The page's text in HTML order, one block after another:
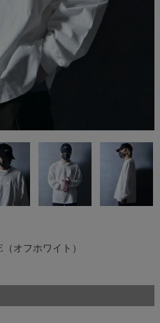
オフホワイト）